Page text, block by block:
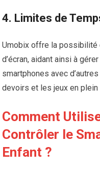
4. Limites de
Umobix offre la
d’écran, aidant ainsi à
smartphones avec
devoirs et les jeux en plein
Comment
Contrôler le
Enfant ?